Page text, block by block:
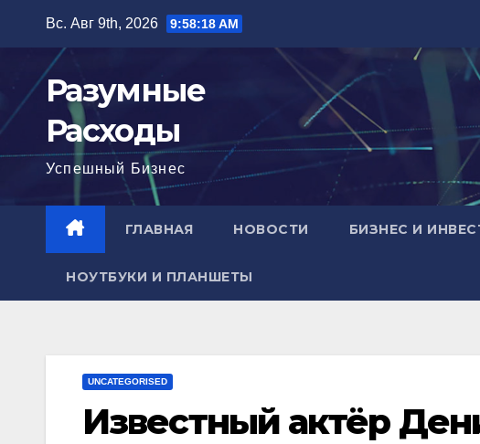
содержимому
Вс. Авг 9th, 2026 9:58:19 AM
Разумные
Расходы
Успешный Бизнес
ГЛАВНАЯ НОВОСТИ БИЗНЕС И
НОУТБУКИ И ПЛАНШЕТЫ
UNCATEGORISED
Известный актёр